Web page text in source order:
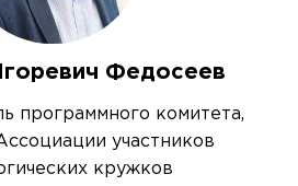
Федосеев
программного комитета,
участников
кружков